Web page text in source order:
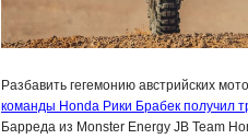
Разбавить гегемонию австрийских
команды Honda Рики Брабек получил
Барреда из Monster Energy JB Team